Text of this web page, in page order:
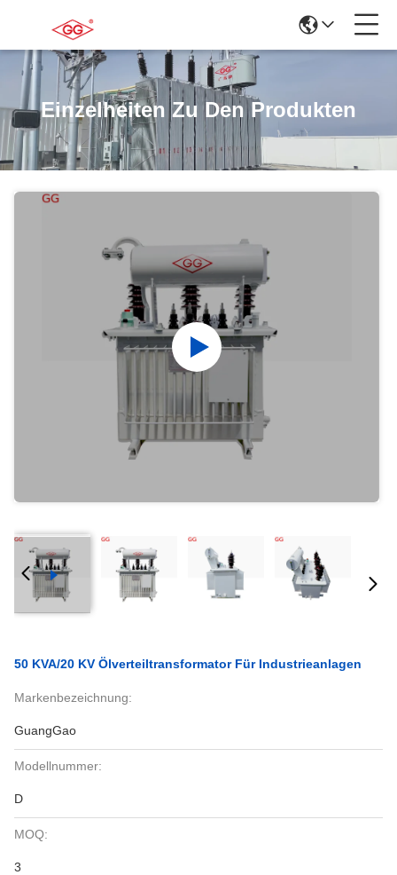
Einzelheiten Zu Den Produkten
50 KVA/20 KV Ölverteiltransformator Für Industrieanlagen
Markenbezeichnung:
GuangGao
Modellnummer:
D
MOQ:
3